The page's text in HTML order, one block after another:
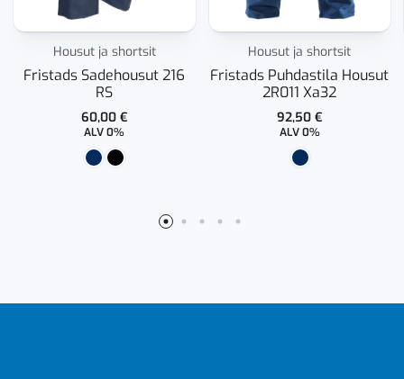
Housut ja shortsit
Fristads Sadehousut 216
RS
60,00 €
ALV 0%
Housut ja shortsit
Fristads Puhdastila Housut
2R011 Xa32
92,50 €
ALV 0%